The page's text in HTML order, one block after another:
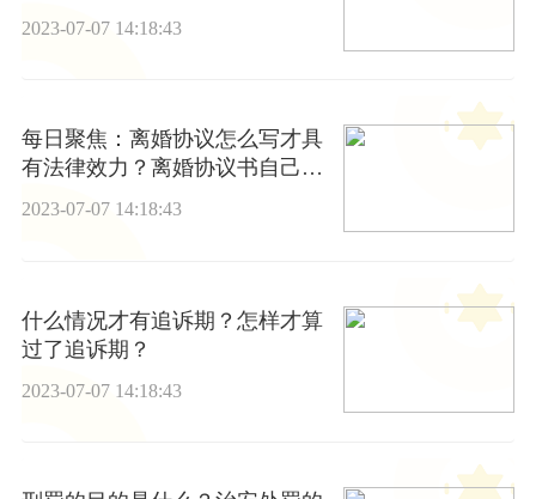
2023-07-07 14:18:43
每日聚焦：离婚协议怎么写才具
有法律效力？离婚协议书自己写
还是律师写？
2023-07-07 14:18:43
什么情况才有追诉期？怎样才算
过了追诉期？
2023-07-07 14:18:43